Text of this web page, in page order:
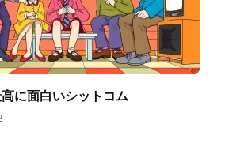
に面白いシットコム